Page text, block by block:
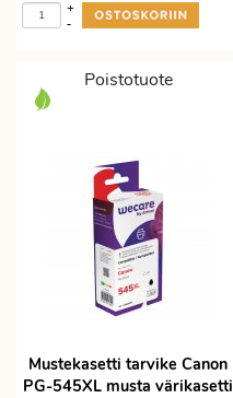
-
+
Poistotuote
Mustekasetti tarvike Canon
PG-545XL musta värikasetti